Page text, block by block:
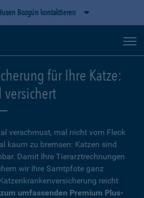
Bozgün kontaktieren
für Ihre Katze:
verschmust, mal nicht vom Fleck
kaum zu bremsen: Katzen sind
Damit Ihre Tierarztrechnungen
wir Ihre Samtpfote ganz
reicht
umfassenden Premium Plus-